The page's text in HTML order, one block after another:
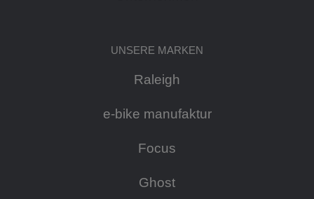
UNSERE MARKEN
Raleigh
e-bike manufaktur
Focus
Ghost